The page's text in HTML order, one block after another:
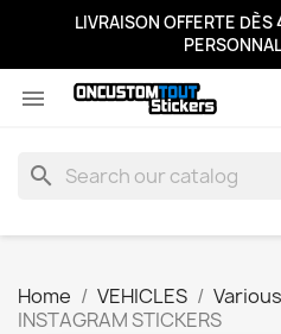
LIVRAISON OFFERTE

search
Home VEHICLES Various
INSTAGRAM STICKERS